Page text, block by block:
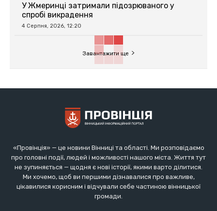
У Жмеринці затримали підозрюваного у
спробі викрадення
4 Серпня, 2026, 12:20
Завантажити ще
«Провінція» — це новини Вінниці та області. Ми розповідаємо
про головні події, людей і можливості нашого міста. Життя тут
не зупиняється — щодня є нові історії, якими варто ділитися.
Ми хочемо, щоб ви першими дізнавалися про важливе,
цікавилися корисним і відчували себе частиною вінницької
громади.